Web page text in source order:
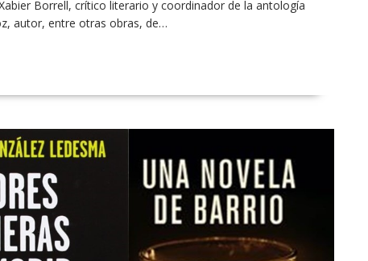
Borrell, crítico literario y coordinador de la antología
autor, entre otras obras, de…